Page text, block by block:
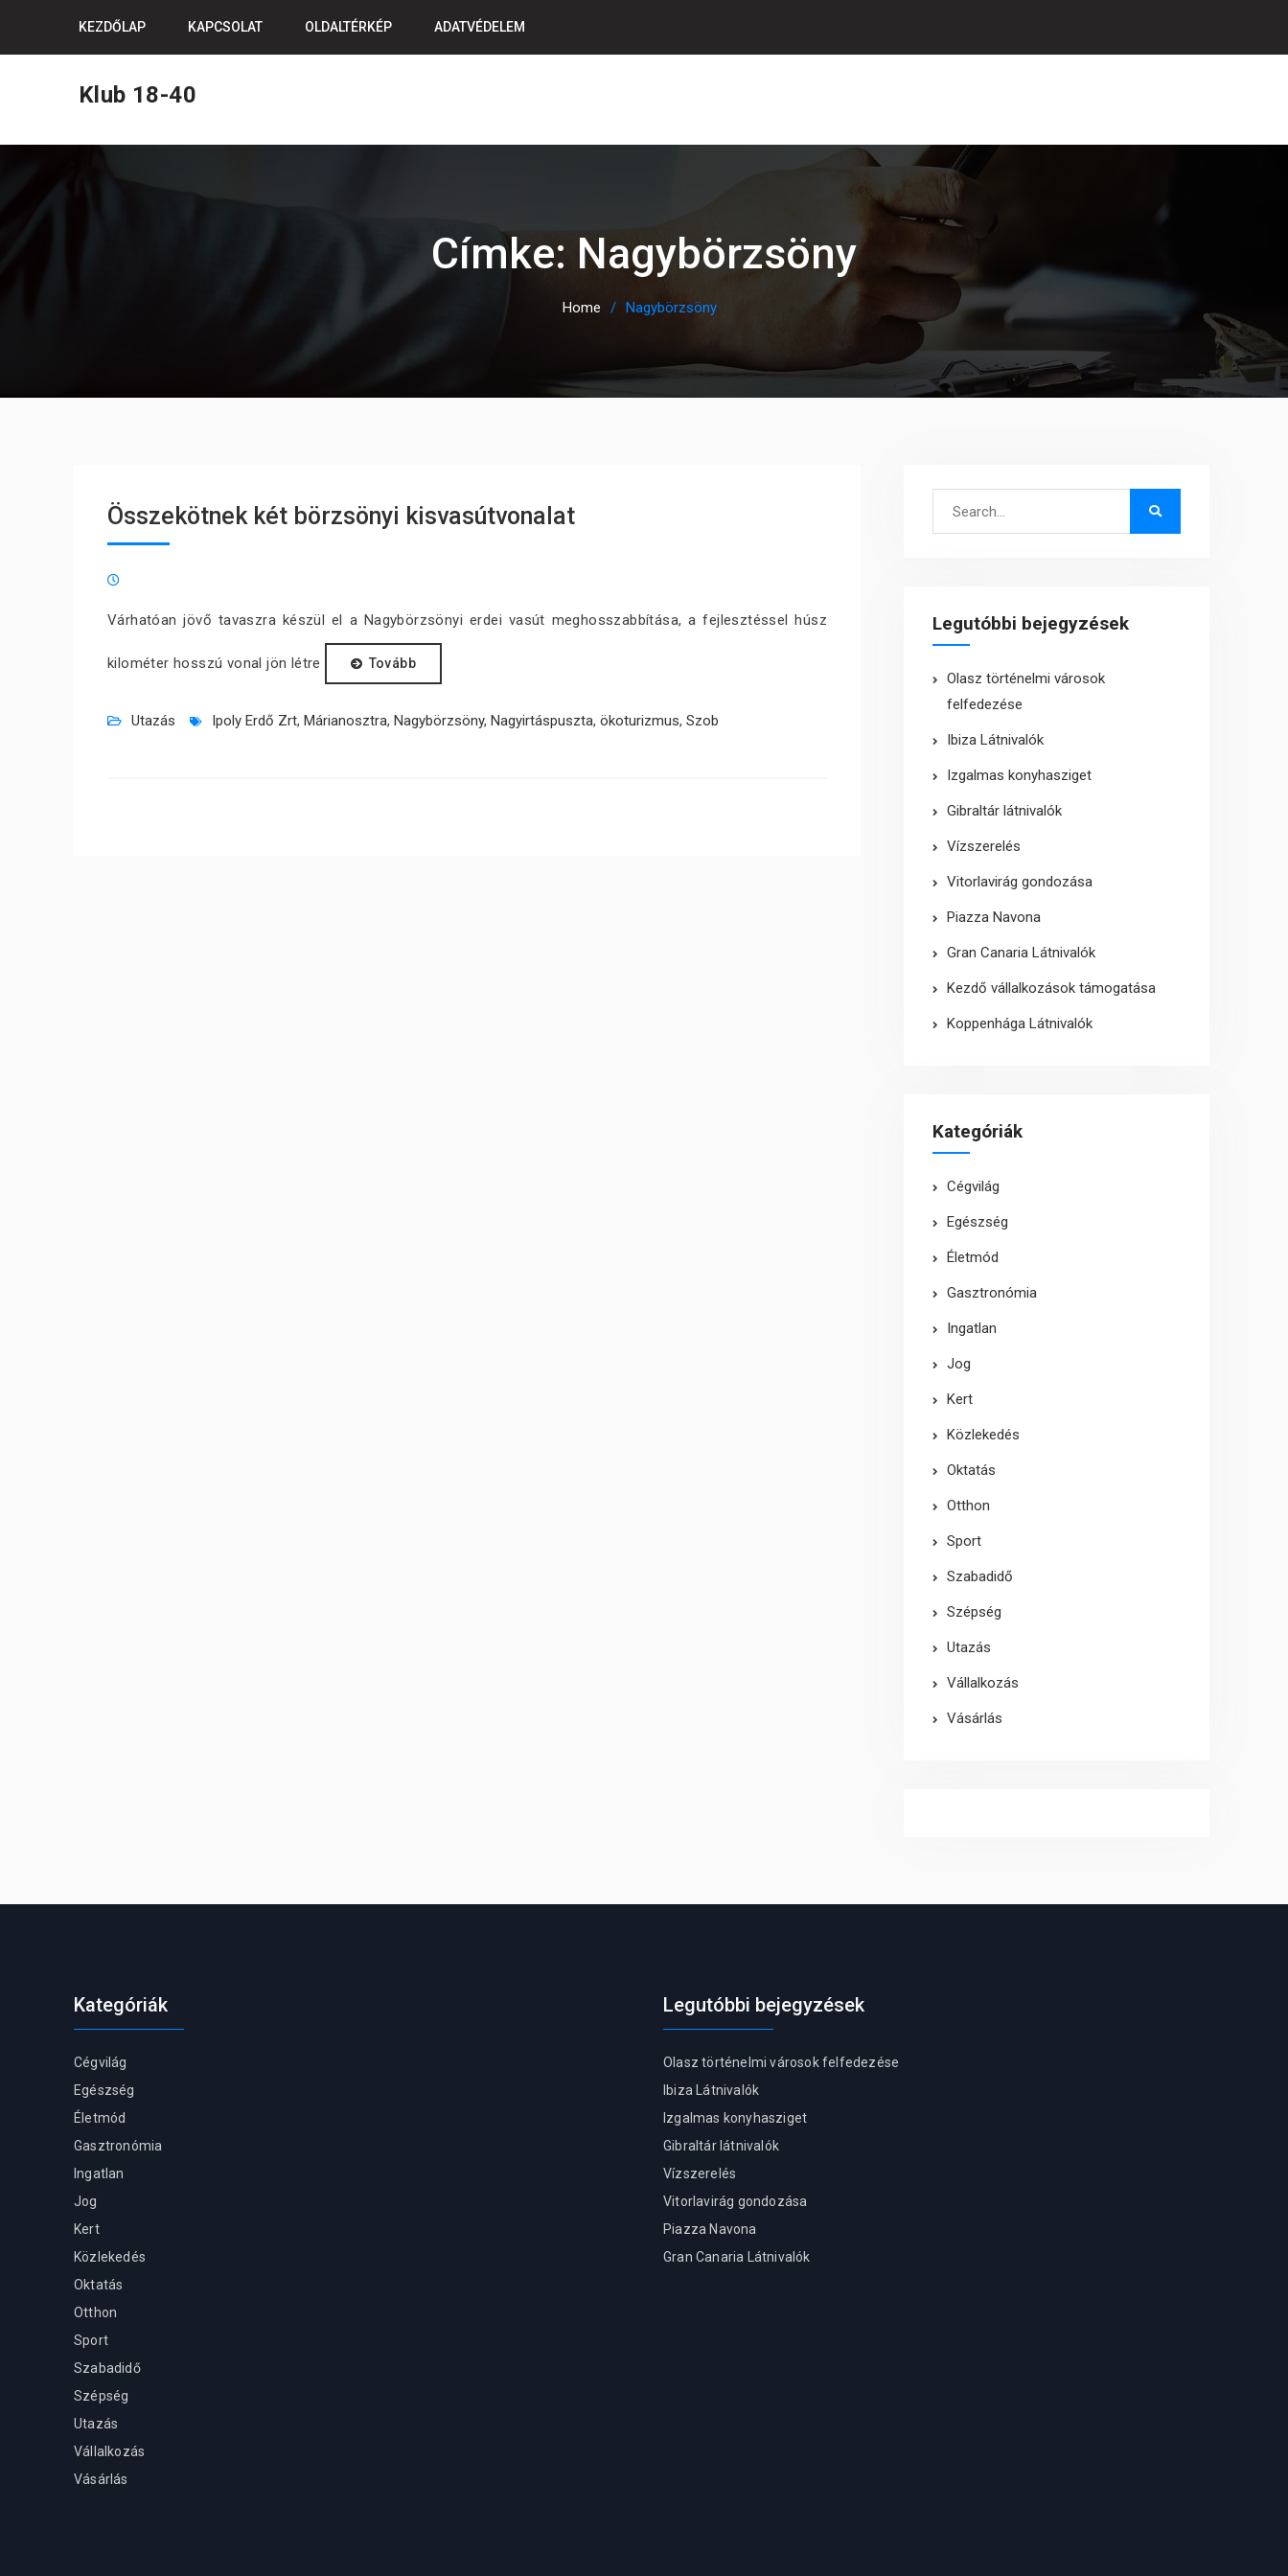
KEZDŐLAP KAPCSOLAT OLDALTÉRKÉP ADATVÉDELEM
Klub 18-40
Címke: Nagybörzsöny
Home Nagybörzsöny
Összekötnek két börzsönyi kisvasútvonalat
Várhatóan jövő tavaszra készül el a Nagybörzsönyi erdei vasút meghosszabbítása, a fejlesztéssel húsz
kilométer hosszú vonal jön létre Tovább
Utazás Ipoly Erdő Zrt, Márianosztra, Nagybörzsöny, Nagyirtáspuszta, ökoturizmus, Szob
Legutóbbi bejegyzések
Olasz történelmi városok
felfedezése
Ibiza Látnivalók
Izgalmas konyhasziget
Gibraltár látnivalók
Vízszerelés
Vitorlavirág gondozása
Piazza Navona
Gran Canaria Látnivalók
Kezdő vállalkozások támogatása
Koppenhága Látnivalók
Kategóriák
Cégvilág
Egészség
Életmód
Gasztronómia
Ingatlan
Jog
Kert
Közlekedés
Oktatás
Otthon
Sport
Szabadidő
Szépség
Utazás
Vállalkozás
Vásárlás
Kategóriák
Cégvilág
Egészség
Életmód
Gasztronómia
Ingatlan
Jog
Kert
Közlekedés
Oktatás
Otthon
Sport
Szabadidő
Szépség
Utazás
Vállalkozás
Vásárlás
Legutóbbi bejegyzések
Olasz történelmi városok felfedezése
Ibiza Látnivalók
Izgalmas konyhasziget
Gibraltár látnivalók
Vízszerelés
Vitorlavirág gondozása
Piazza Navona
Gran Canaria Látnivalók